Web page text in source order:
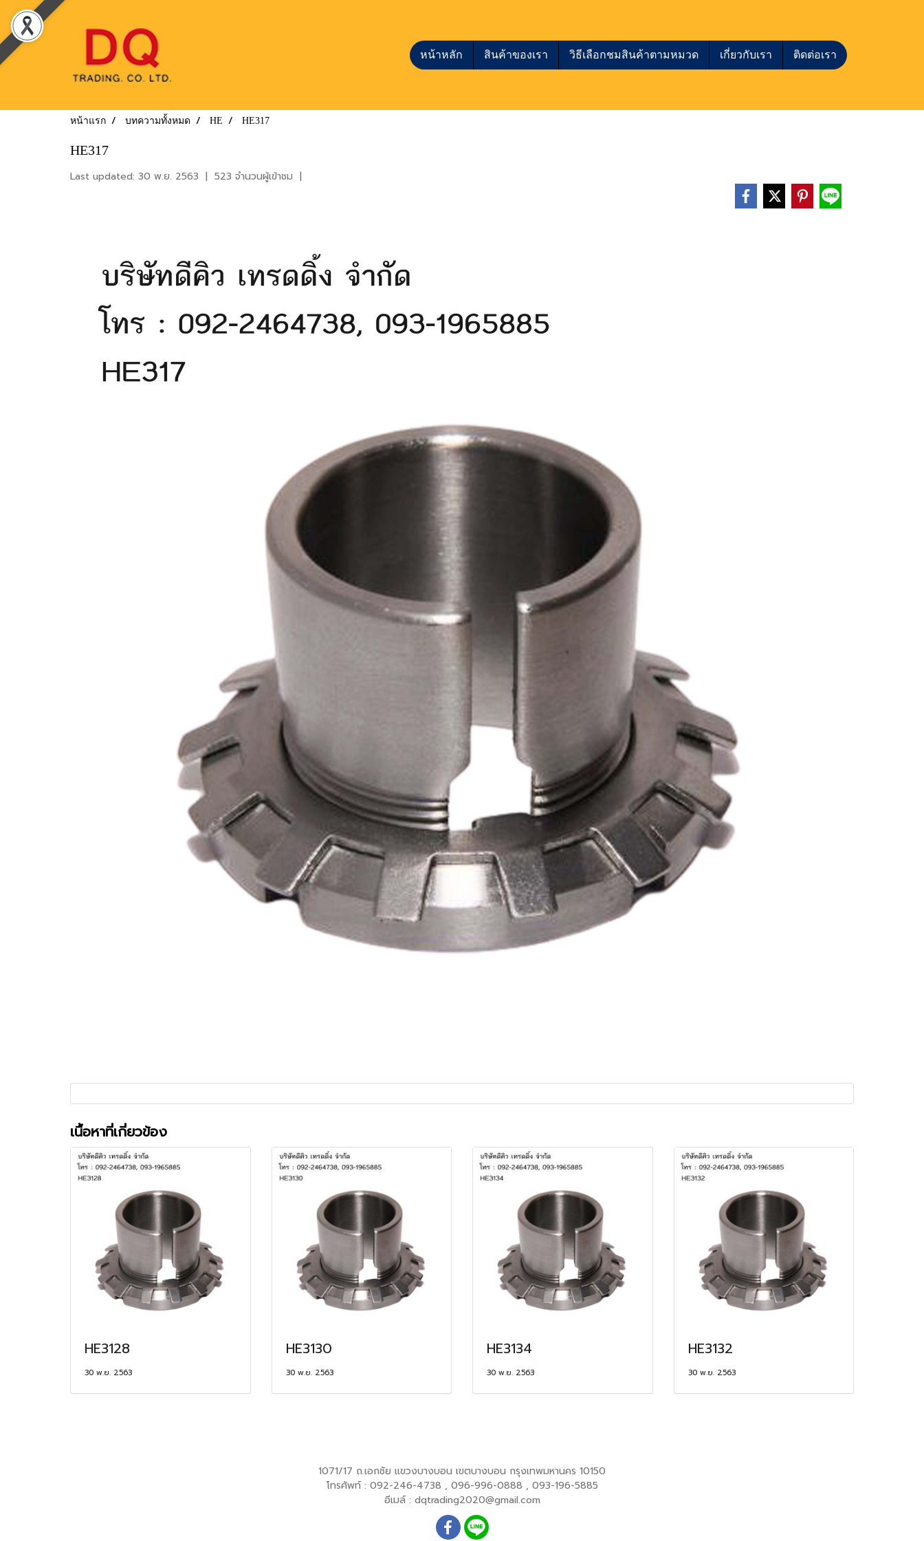
หน้าหลัก สินค้าของเรา วิธีเลือกชมสินค้าตามหมวด เกี่ยวกับเรา ติดต่อเรา
หน้าแรก บทความทั้งหมด HE HE317
HE317
Last updated: 30 พ.ย. 2563 | 523 จำนวนผู้เข้าชม |
เนื้อหาที่เกี่ยวข้อง
HE3128
30 พ.ย. 2563
HE3130
30 พ.ย. 2563
HE3134
30 พ.ย. 2563
HE3132
30 พ.ย. 2563
1071/17 ถ.เอกชัย แขวงบางบอน เขตบางบอน กรุงเทพมหานคร 10150
โทรศัพท์ : 092-246-4738 , 096-996-0888 , 093-196-5885
อีเมล์ : dqtrading2020@gmail.com